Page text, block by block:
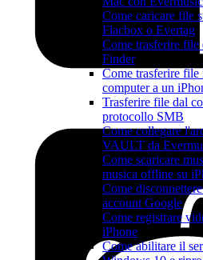
Come caricare file
Flacbox o Evertag
Come trasferire file
Finder
Come trasferire file
computer a un
Trasferire file dal
protocollo SMB
Come collegare
VAULT da
Come scaricare
musica offline su
Come
account Google
Come registrare
iPhone
Come abilitare il